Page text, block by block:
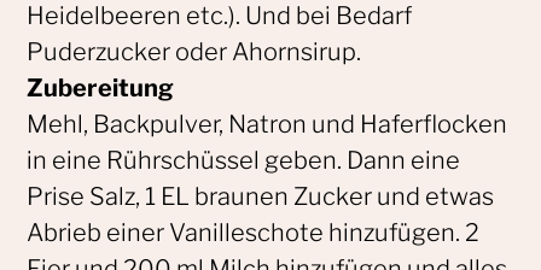
Heidelbeeren etc.). Und bei Bedarf
Puderzucker oder Ahornsirup.
Zubereitung
Mehl, Backpulver, Natron und Haferflocken
in eine Rührschüssel geben. Dann eine
Prise Salz, 1 EL braunen Zucker und etwas
Abrieb einer Vanilleschote hinzufügen. 2